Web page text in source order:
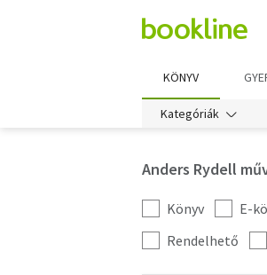
KÖNYV
Kategóriák
Anders Rydell
Kategória
szűrés
Könyv E-
További
szűrők
Rendelhető